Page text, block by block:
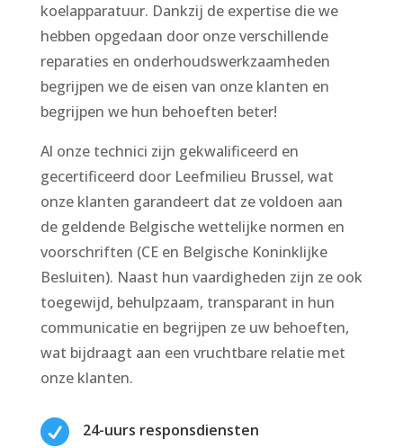
koelapparatuur. Dankzij de expertise die we
hebben opgedaan door onze verschillende
reparaties en onderhoudswerkzaamheden
begrijpen we de eisen van onze klanten en
begrijpen we hun behoeften beter!
Al onze technici zijn gekwalificeerd en
gecertificeerd door Leefmilieu Brussel, wat
onze klanten garandeert dat ze voldoen aan
de geldende Belgische wettelijke normen en
voorschriften (CE en Belgische Koninklijke
Besluiten). Naast hun vaardigheden zijn ze ook
toegewijd, behulpzaam, transparant in hun
communicatie en begrijpen ze uw behoeften,
wat bijdraagt aan een vruchtbare relatie met
onze klanten.
 24-uurs responsdiensten